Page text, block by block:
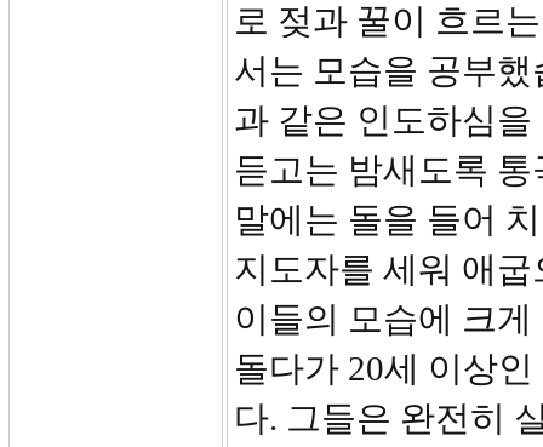
로 젖과 꿀이 흐르
서는 모습을 공부
과 같은 인도하심
듣고는 밤새도록
말에는 돌을 들어
지도자를 세워 애
이들의 모습에 크
돌다가 20세 이상
다. 그들은 완전히